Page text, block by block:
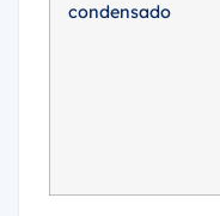
condensado